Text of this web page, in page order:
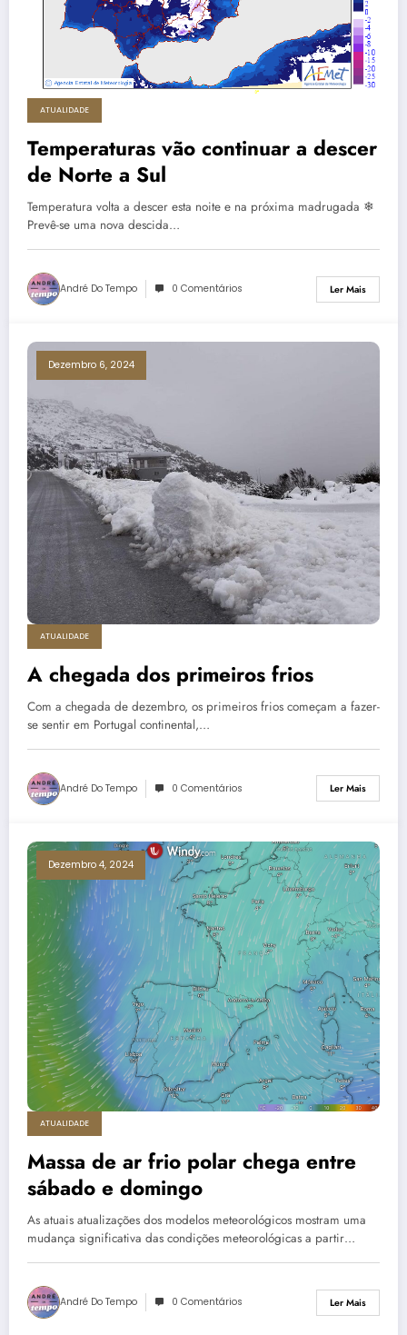
ATUALIDADE
Temperaturas vão continuar a descer
de Norte a Sul
Temperatura volta a descer esta noite e na próxima madrugada ❄
Prevê-se uma nova descida…
André Do Tempo 0 Comentários Ler Mais
Dezembro 6, 2024
ATUALIDADE
A chegada dos primeiros frios
Com a chegada de dezembro, os primeiros frios começam a fazer-
se sentir em Portugal continental,…
André Do Tempo 0 Comentários Ler Mais
Dezembro 4, 2024
ATUALIDADE
Massa de ar frio polar chega entre
sábado e domingo
As atuais atualizações dos modelos meteorológicos mostram uma
mudança significativa das condições meteorológicas a partir…
André Do Tempo 0 Comentários Ler Mais